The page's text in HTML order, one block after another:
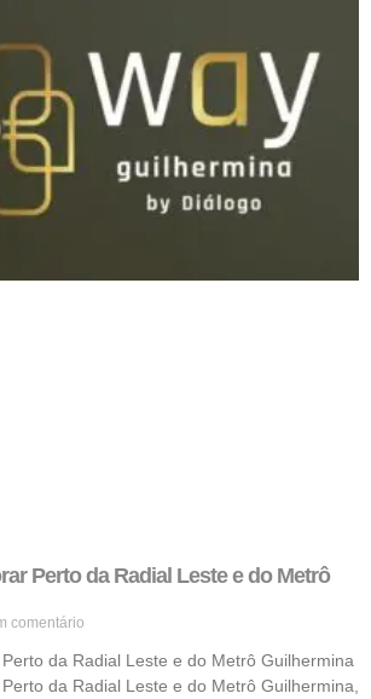
Perto da Radial Leste e do Metrô
comentário
da Radial Leste e do Metrô Guilhermina
da Radial Leste e do Metrô Guilhermina,